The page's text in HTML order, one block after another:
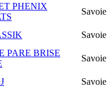
PHENIX
PARE BRISE